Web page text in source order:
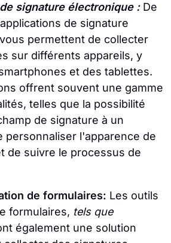
signature électronique :De
de signature
permettent de collecter
sur différents appareils, y
et des tablettes.
offrent souvent une gamme
telles que la possibilité
de signature à un
personnaliser l'apparence de
de suivre le processus de
de formulaires: Les outils
formulaires, tels que
également une solution